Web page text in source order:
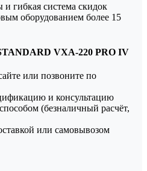
гибкая система скидок
оборудованием более 15
VXA-220 PRO IV
или позвоните по
и консультацию
(безналичный расчёт,
или самовывозом